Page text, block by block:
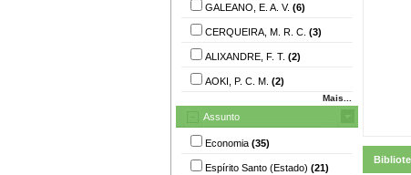
GALEANO, E. A. V. (6)
CERQUEIRA, M. R. C. (3)
ALIXANDRE, F. T. (2)
AOKI, P. C. M. (2)
Mais...
Assunto
Economia (35)
Espírito Santo (Estado) (21)